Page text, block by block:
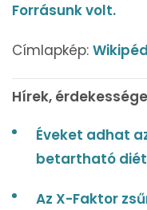
Forrásunk volt.
Címlapkép:
Hírek,
Éveket adhat
betartható
Az X-Faktor